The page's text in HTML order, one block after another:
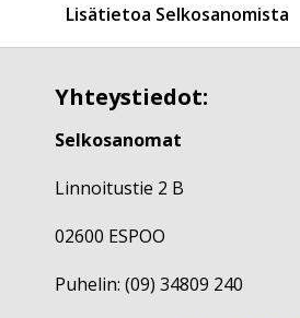
Lisätietoa Selkosanomista
Yhteystiedot:
Selkosanomat
Linnoitustie 2 B
02600 ESPOO
Puhelin: (09) 34809 240